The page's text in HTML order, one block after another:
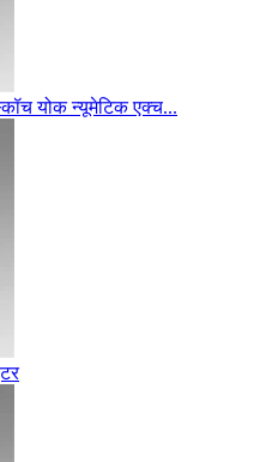
योक न्यूमेटिक एक्च...